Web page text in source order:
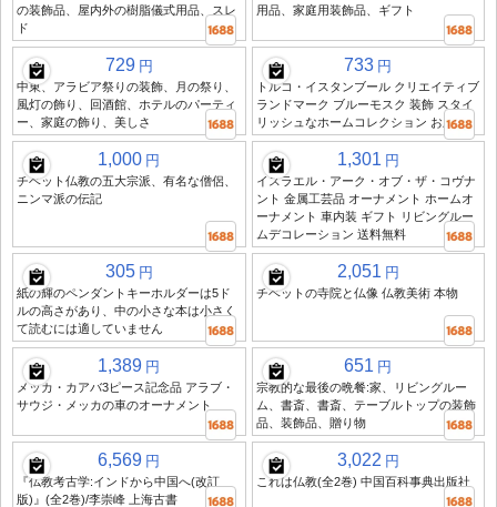
の装飾品、屋内外の樹脂儀式用品、スレ
ド
用品、家庭用装飾品、ギフト
729 円
中東、アラビア祭りの装飾、月の祭り、
風灯の飾り、回酒館、ホテルのパーティ
ー、家庭の飾り、美しさ
733 円
トルコ・イスタンブール クリエイティブ
ランドマーク ブルーモスク 装飾 スタイ
リッシュなホームコレクション お土産
1,000 円
チベット仏教の五大宗派、有名な僧侶、
ニンマ派の伝記
1,301 円
イスラエル・アーク・オブ・ザ・コヴナ
ント 金属工芸品 オーナメント ホームオ
ーナメント 車内装 ギフト リビングルー
ムデコレーション 送料無料
305 円
紙の輝のペンダントキーホルダーは5ド
ルの高さがあり、中の小さな本は小さく
て読むには適していません
2,051 円
チベットの寺院と仏像 仏教美術 本物
1,389 円
メッカ・カアバ3ピース記念品 アラブ・
サウジ・メッカの車のオーナメント
651 円
宗教的な最後の晩餐:家、リビングルー
ム、書斎、書斎、テーブルトップの装飾
品、装飾品、贈り物
6,569 円
『仏教考古学:インドから中国へ(改訂
版)』(全2巻)/李崇峰 上海古書
3,022 円
これは仏教(全2巻) 中国百科事典出版社